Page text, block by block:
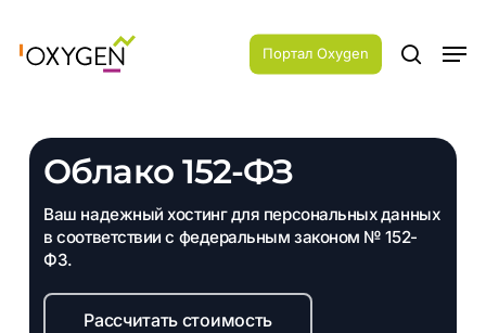
main
Портал Oxygen search
Облако 152-ФЗ
Ваш надежный хостинг для персональных данных
в соответствии с федеральным законом № 152-
ФЗ.
Рассчитать стоимость